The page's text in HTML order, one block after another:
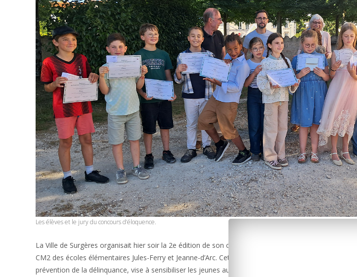
Les élèves et le jury du concours d’éloquence.
La Ville de Surgères organisait hier soir la 2e édition de son concours d’éloquence citoyen. Un
CM2 des écoles élémentaires Jules-Ferry et Jeanne-d’Arc. Cette initiative, qui s’inscrit dans le cadre
prévention de la délinquance, vise à sensibiliser les jeunes aux valeurs de la République et à